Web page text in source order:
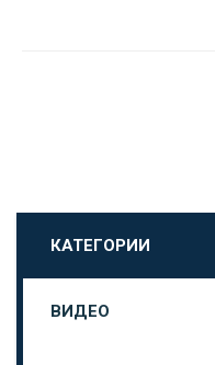
КАТЕГОРИИ
ВИДЕО